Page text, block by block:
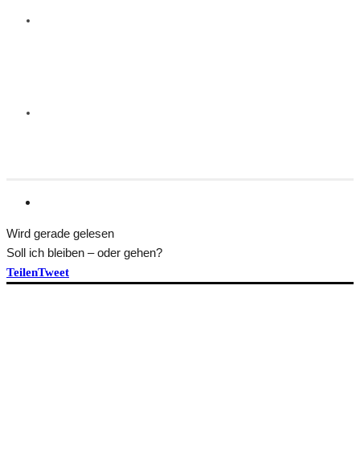
Wird gerade gelesen
Soll ich bleiben – oder gehen?
TeilenTweet